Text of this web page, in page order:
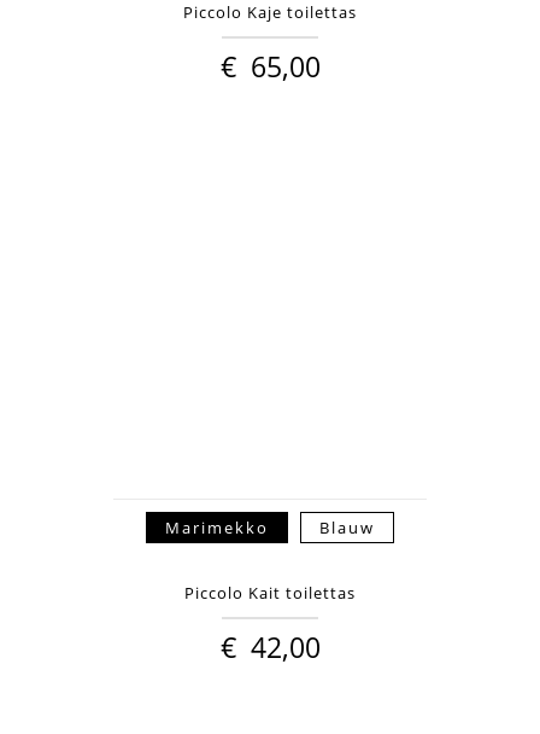
Piccolo Kaje toilettas
€ 65,00
Marimekko Blauw
Piccolo Kait toilettas
€ 42,00